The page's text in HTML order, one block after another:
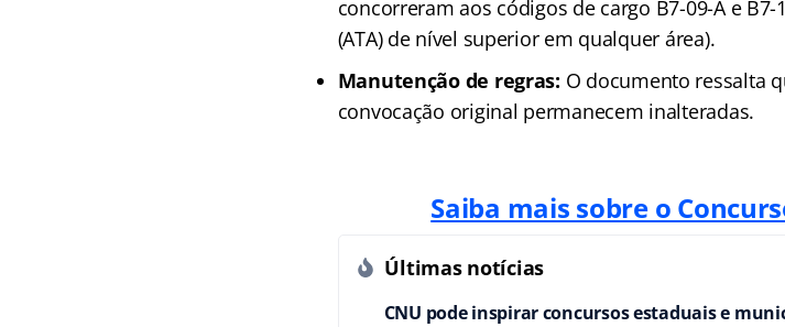
concorreram aos códigos de cargo B7-09-A e B7-
(ATA) de nível superior em qualquer área).
Manutenção de regras: O documento ressalta
convocação original permanecem inalteradas.
Saiba mais sobre o
Últimas notícias
CNU pode inspirar concursos estaduais e